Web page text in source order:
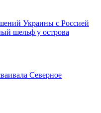
Украины с Россией
шельф у острова
Северное